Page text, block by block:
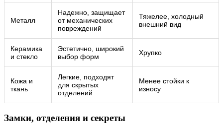
Металл
Надежно, защищает
от механических
повреждений
Тяжелее, холодный
внешний вид
Керамика
и стекло
Эстетично, широкий
выбор форм
Хрупко
Кожа и
ткань
Легкие, подходят
для скрытых
отделений
Менее стойки к
износу
Замки, отделения и секреты